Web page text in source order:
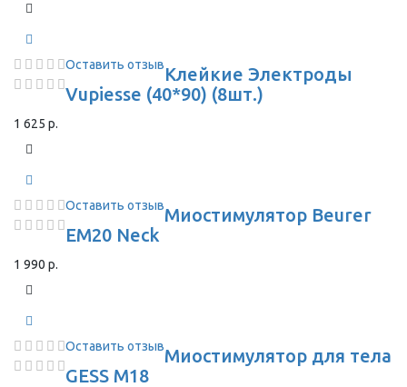
Оставить отзывКлейкие Электроды
Vupiesse (40*90) (8шт.)
1 625 р.
Оставить отзывМиостимулятор Beurer
EM20 Neck
1 990 р.
Оставить отзывМиостимулятор для тела
GESS M18